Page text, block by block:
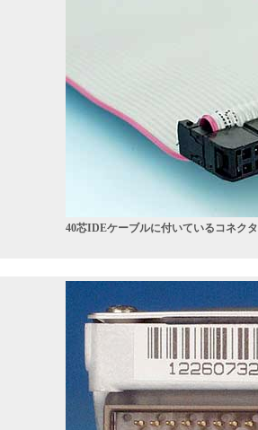
40芯IDEケーブルに付いているコネクタ